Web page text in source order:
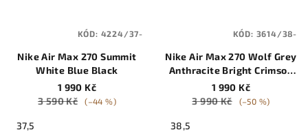
Nike Air Max 270 Summit
White Blue Black
1 990 Kč
3 590 Kč
(–44 %)
37,5
KÓD: 4224/37-
Nike Air Max 270 Wolf Grey
Anthracite Bright Crimson
White (GS)
1 990 Kč
3 990 Kč
(–50 %)
38,5
KÓD: 3614/38-